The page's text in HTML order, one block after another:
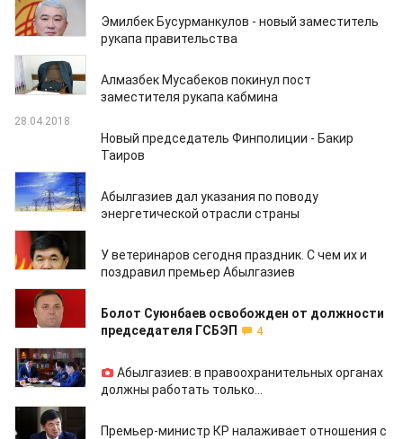
28.04.2018
Эмилбек Бусурманкулов - новый заместитель
рукапа правительства
28.04.2018
Алмазбек Мусабеков покинул пост
заместителя рукапа кабмина
28.04.2018
Новый председатель Финполиции - Бакир
Таиров
28.04.2018
Абылгазиев дал указания по поводу
энергетической отрасли страны
27.04.2018
У ветеринаров сегодня праздник. С чем их и
поздравил премьер Абылгазиев
26.04.2018
Болот Суюнбаев освобожден от должности
председателя ГСБЭП
4
24.04.2018
Абылгазиев: в правоохранительных органах
должны работать только...
21.04.2018
Премьер-министр КР налаживает отношения с